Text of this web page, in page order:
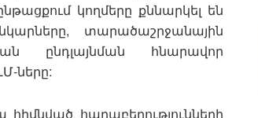
կողմերը քննարկել են
տարածաշրջանային
ընդլայնման հնարավոր
ները:
հարաբերությունների